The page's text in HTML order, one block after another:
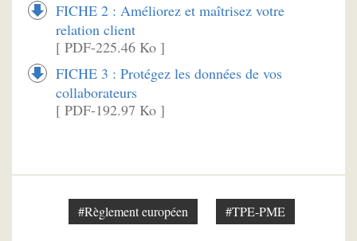
FICHE 2 : Améliorez et maîtrisez votre
relation client
[ PDF-225.46 Ko ]
FICHE 3 : Protégez les données de vos
collaborateurs
[ PDF-192.97 Ko ]
#Règlement européen #TPE-PME